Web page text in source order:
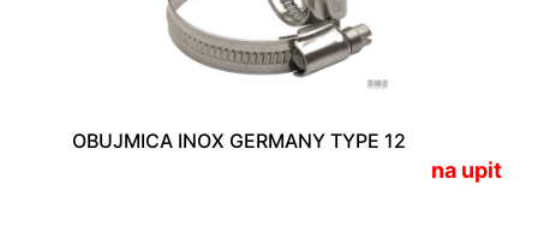
OBUJMICA INOX GERMANY TYPE 12
na upit